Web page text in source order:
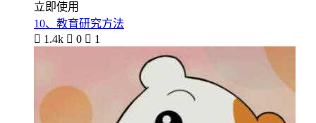
立即使用
10、教育研究方法
 1.4k  0  1